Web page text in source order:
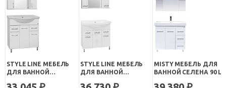
STYLE LINE МЕБЕЛЬ
ДЛЯ ВАННОЙ
STYLE LINE МЕБЕЛЬ
ДЛЯ ВАННОЙ
MISTY МЕБЕЛЬ ДЛЯ
ВАННОЙ СЕЛЕНА 90 L